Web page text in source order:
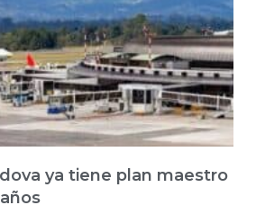
ya tiene plan maestro